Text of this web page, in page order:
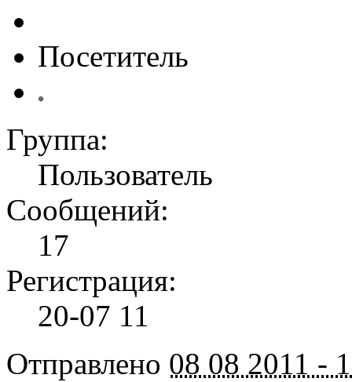
Посетитель
Группа:
Пользователь
Сообщений:
17
Регистрация:
20-07 11
Отправлено 08 08 2011 -